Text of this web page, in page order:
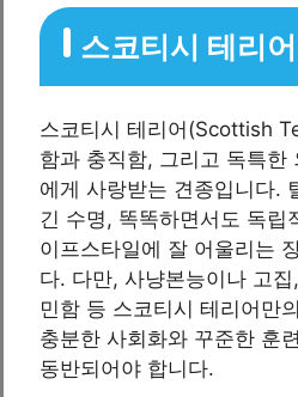
스코티시 테리
스코티시 테리어(Scottish
함과 충직함, 그리고 독특한
에게 사랑받는 견종입니다.
긴 수명, 똑똑하면서도 독립
이프스타일에 잘 어울리는
다. 다만, 사냥본능이나 고
민함 등 스코티시 테리어만
충분한 사회화와 꾸준한 훈
동반되어야 합니다.